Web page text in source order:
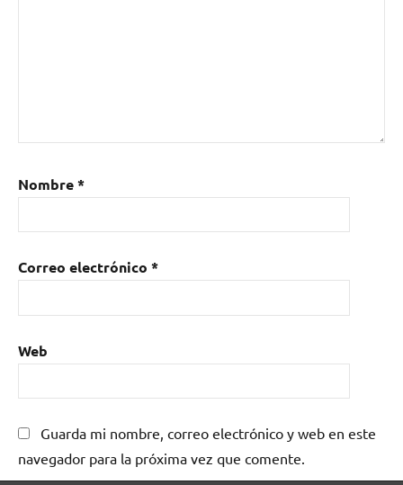
Nombre*
Correo electrónico *
Web
Guarda mi nombre, correo electrónico y web en este
navegador para la próxima vez que comente.